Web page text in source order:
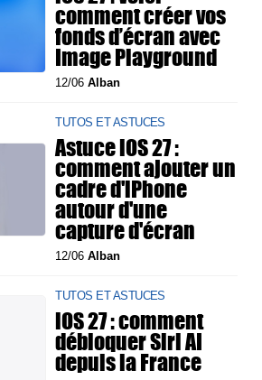
comment créer vos
fonds d’écran avec
Image Playground
12/06Alban
TUTOS ET ASTUCES
Astuce iOS 27 :
comment ajouter un
cadre d'iPhone
autour d'une
capture d'écran
12/06Alban
TUTOS ET ASTUCES
iOS 27 : comment
débloquer Siri AI
depuis la France